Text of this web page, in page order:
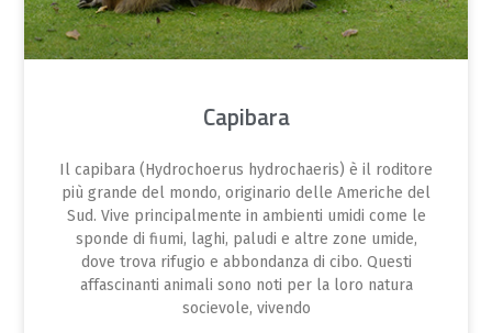
Capibara
Il capibara (Hydrochoerus hydrochaeris) è il roditore
più grande del mondo, originario delle Americhe del
Sud. Vive principalmente in ambienti umidi come le
sponde di fiumi, laghi, paludi e altre zone umide,
dove trova rifugio e abbondanza di cibo. Questi
affascinanti animali sono noti per la loro natura
socievole, vivendo